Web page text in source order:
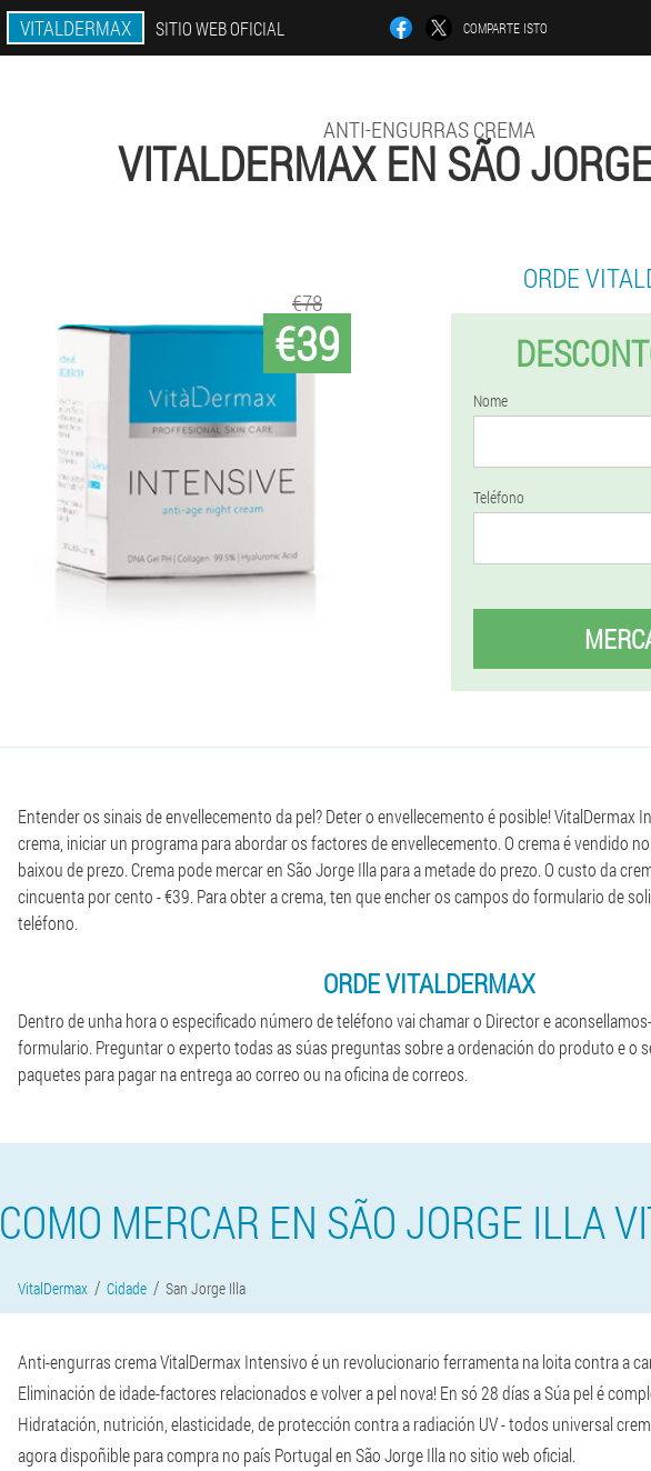
VITALDERMAX SITIO WEB OFICIAL COMPARTE ISTO
ANTI-ENGURRAS CREMA
VITALDERMAX EN SÃO
€39
€78
ORDE
Nome
Teléfono
Entender os sinais de envellecemento da pel? Deter o envellecemento é posible! VitalDermax
crema, iniciar un programa para abordar os factores de envellecemento. O crema é vendido
baixou de prezo. Crema pode mercar en São Jorge Illa para a metade do prezo. O custo da
cincuenta por cento - €39. Para obter a crema, ten que encher os campos do formulario de
teléfono.
ORDE VITALDERMAX
Dentro de unha hora o especificado número de teléfono vai chamar o Director e
formulario. Preguntar o experto todas as súas preguntas sobre a ordenación do produto e o
paquetes para pagar na entrega ao correo ou na oficina de correos.
COMO MERCAR EN SÃO JORGE ILLA
VitalDermax Cidade San Jorge Illa
Anti-engurras crema VitalDermax Intensivo é un revolucionario ferramenta na loita contra a
Eliminación de idade-factores relacionados e volver a pel nova! En só 28 días a Súa pel é
Hidratación, nutrición, elasticidade, de protección contra a radiación UV - todos universal
agora dispoñible para compra no país Portugal en São Jorge Illa no sitio web oficial.